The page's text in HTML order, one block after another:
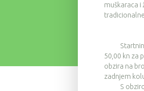
muškaraca i
Startnina
50,00 kn za
obzira na
zadnjem
S obzirom